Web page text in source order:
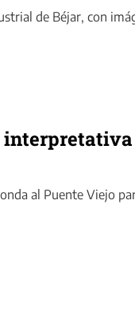
de Béjar, con
al Puente Viejo